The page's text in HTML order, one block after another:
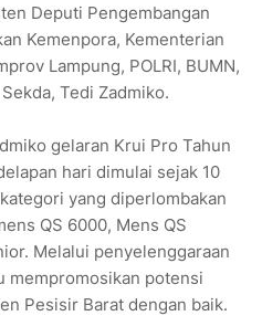
Deputi Pengembangan
Kemenpora, Kementerian
Lampung, POLRI, BUMN,
Tedi Zadmiko.
gelaran Krui Pro Tahun
hari dimulai sejak 10
yang diperlombakan
QS 6000, Mens QS
Melalui penyelenggaraan
mempromosikan potensi
Pesisir Barat dengan baik.